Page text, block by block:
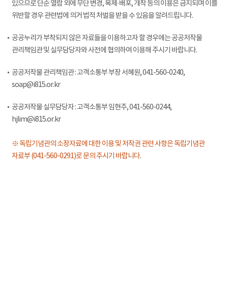
있으므로 단순 열람 외에 무단 변경, 복제·배포, 개작 등의 이용은 금지되며 이를
위반할 경우 관련법에 의거 법적 처벌을 받을 수 있음을 알려드립니다.
공공누리가 부착되지 않은 자료들을 이용하고자 할 경우에는 공공저작물
관리책임관 및 실무담당자와 사전에 협의하여 이용해 주시기 바랍니다.
공공저작물 관리책임관 : 고객소통부 부장 서혜원, 041-560-0240,
soap@i815.or.kr
공공저작물 실무담당자 : 고객소통부 임현주, 041-560-0244,
hjlim@i815.or.kr
※ 독립기념관의 소장자료에 대한 이용 및 저작권 관련 사항은 독립기념관
자료부 (041-560-0291)로 문의 주시기 바랍니다.